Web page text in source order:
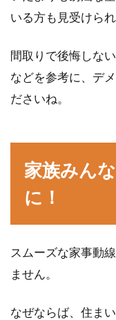
いる方も見受けられ
間取りで後悔しな
などを参考に、デ
ださいね。
家族みん
に！
スムーズな家事動
ません。
なぜならば、住ま